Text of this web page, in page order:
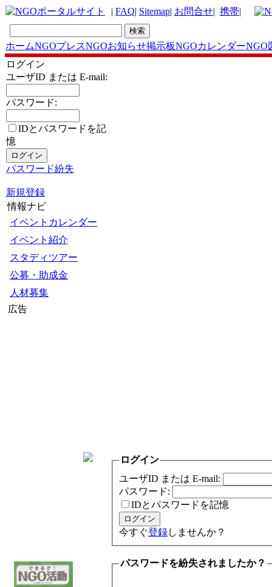
| FAQ| Sitemap| お問合せ| 携帯|
ホームNGOプレスNGOお知らせ掲示板NGOカレンダーNGO
ログイン
ユーザID または E-mail:
パスワード:
IDとパスワードを記
憶
パスワード紛失
新規登録
情報ナビ
イベントカレンダー
イベント紹介
スタディツアー
公募・助成金
人材募集
広告
ログイン
ユーザID または E-mail:
パスワード:
IDとパスワードを記憶
今すぐ登録しませんか？
パスワードを紛失されましたか？